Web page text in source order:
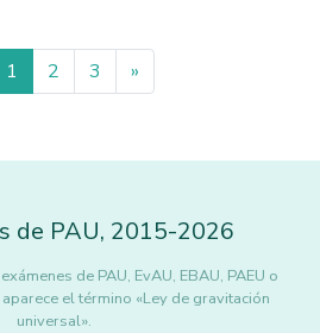
1 2 3 »
de PAU, 2015-2026
de PAU, EvAU, EBAU, PAEU o
el término «Ley de gravitación
universal».